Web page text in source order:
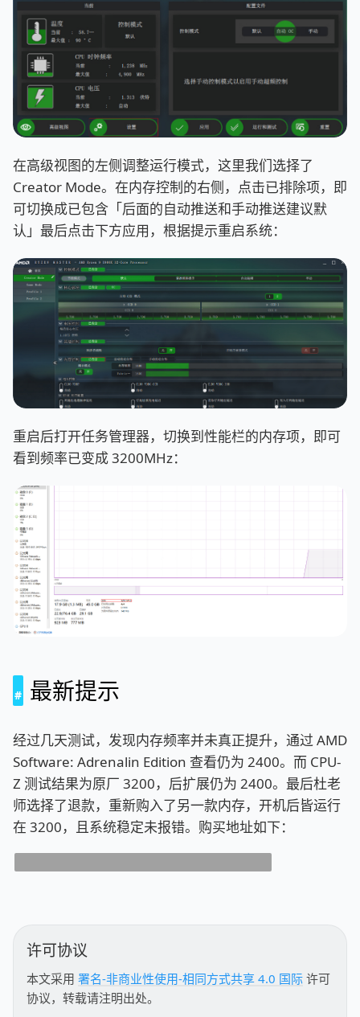
在高级视图的左侧调整运行模式，这里我们选择了
Creator Mode。在内存控制的右侧，点击已排除项，即
可切换成已包含「后面的自动推送和手动推送建议默
认」最后点击下方应用，根据提示重启系统：
重启后打开任务管理器，切换到性能栏的内存项，即可
看到频率已变成 3200MHz：
最新提示
经过几天测试，发现内存频率并未真正提升，通过 AMD
Software: Adrenalin Edition 查看仍为 2400。而 CPU-
Z 测试结果为原厂 3200，后扩展仍为 2400。最后杜老
师选择了退款，重新购入了另一款内存，开机后皆运行
在 3200，且系统稳定未报错。购买地址如下：
许可协议
本文采用 署名-非商业性使用-相同方式共享 4.0 国际 许可
协议，转载请注明出处。